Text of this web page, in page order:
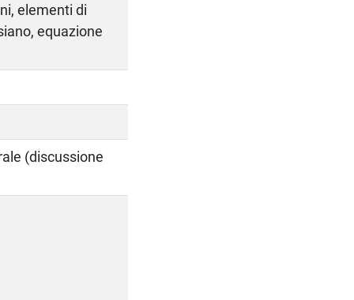
elementi di
equazione
(discussione